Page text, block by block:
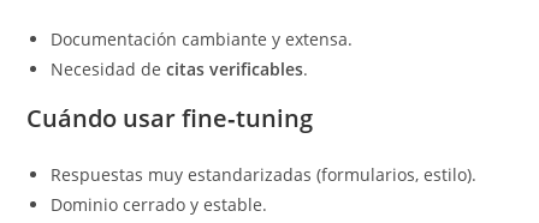
Documentación cambiante y extensa.
Necesidad decitas verificables.
Cuándo usar fine‑tuning
Respuestas muy estandarizadas (formularios, estilo).
Dominio cerrado y estable.